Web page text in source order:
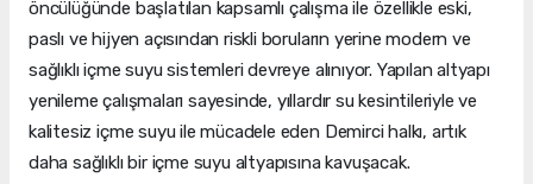
öncülüğünde başlatılan kapsamlı çalışma ile özellikle eski,
paslı ve hijyen açısından riskli boruların yerine modern ve
sağlıklı içme suyu sistemleri devreye alınıyor. Yapılan altyapı
yenileme çalışmaları sayesinde, yıllardır su kesintileriyle ve
kalitesiz içme suyu ile mücadele eden Demirci halkı, artık
daha sağlıklı bir içme suyu altyapısına kavuşacak.